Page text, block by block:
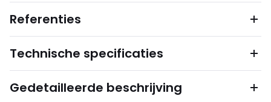
Referenties
Technische specificaties
Gedetailleerde beschrijving